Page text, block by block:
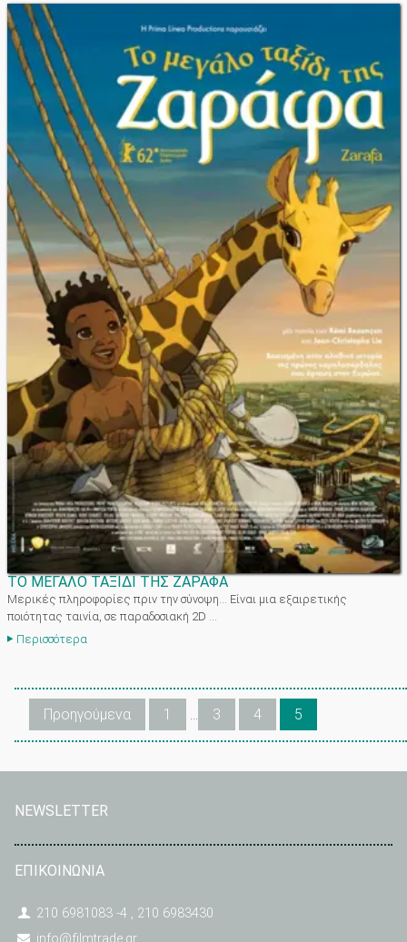
ΤΟ ΜΕΓΑΛΟ ΤΑΞΙΔΙ ΤΗΣ ΖΑΡΑΦΑ
Μερικές πληροφορίες πριν την σύνοψη… Είναι μια εξαιρετικής
ποιότητας ταινία, σε παραδοσιακή 2D ...
Περισσότερα
Προηγούμενα 1 … 3 4 5
NEWSLETTER
ΕΠΙΚΟΙΝΩΝΙΑ
210 6981083 -4 , 210 6983430
info@filmtrade.gr